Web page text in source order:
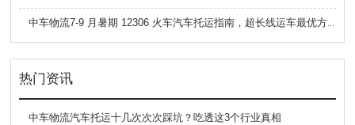
中车物流7-9 月暑期 12306 火车汽车托运指南，超长线运车最优方案
热门资讯
中车物流汽车托运十几次次次踩坑？吃透这3个行业真相